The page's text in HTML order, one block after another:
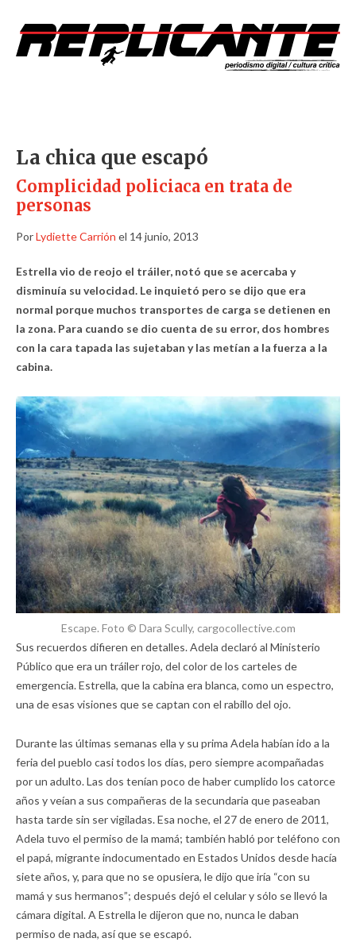
La chica que escapó
Complicidad policiaca en trata de
personas
PorLydiette Carrión el 14 junio, 2013
Estrella vio de reojo el tráiler, notó que se acercaba y
disminuía su velocidad. Le inquietó pero se dijo que era
normal porque muchos transportes de carga se detienen en
la zona. Para cuando se dio cuenta de su error, dos hombres
con la cara tapada las sujetaban y las metían a la fuerza a la
cabina.
Escape. Foto © Dara Scully, cargocollective.com
Sus recuerdos difieren en detalles. Adela declaró al Ministerio
Público que era un tráiler rojo, del color de los carteles de
emergencia. Estrella, que la cabina era blanca, como un espectro,
una de esas visiones que se captan con el rabillo del ojo.
Durante las últimas semanas ella y su prima Adela habían ido a la
feria del pueblo casi todos los días, pero siempre acompañadas
por un adulto. Las dos tenían poco de haber cumplido los catorce
años y veían a sus compañeras de la secundaria que paseaban
hasta tarde sin ser vigiladas. Esa noche, el 27 de enero de 2011,
Adela tuvo el permiso de la mamá; también habló por teléfono con
el papá, migrante indocumentado en Estados Unidos desde hacía
siete años, y, para que no se opusiera, le dijo que iría “con su
mamá y sus hermanos”; después dejó el celular y sólo se llevó la
cámara digital. A Estrella le dijeron que no, nunca le daban
permiso de nada, así que se escapó.